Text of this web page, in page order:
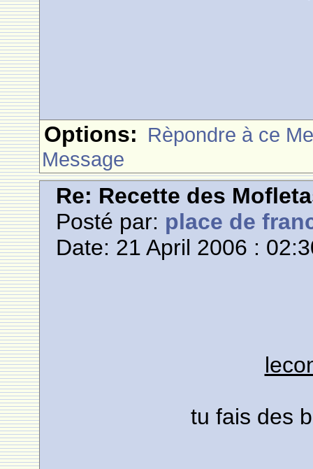
Options: Rèpondre à ce
Message
Re: Recette des
Posté par: place de
Date: 21 April 2006 :
tu fais des